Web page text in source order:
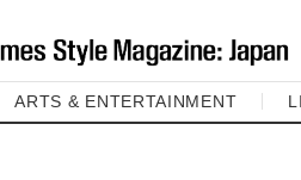
ARTS & ENTERTAINMENT